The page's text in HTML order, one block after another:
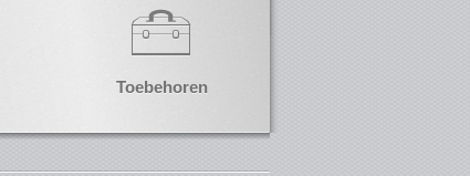
Toebehoren